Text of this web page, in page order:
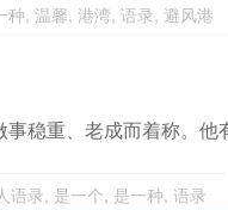
种, 温馨, 港湾, 语录, 避风港
稳重、老成而着称。
语录, 是一个, 是一种, 语录